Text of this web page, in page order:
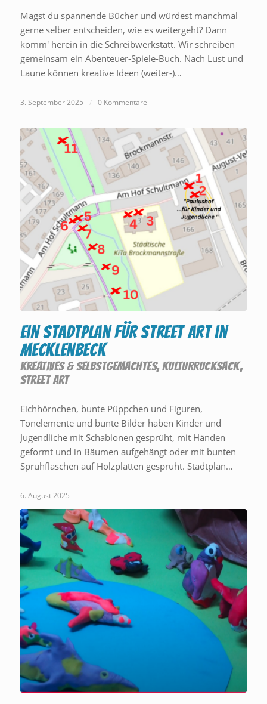
Magst du spannende Bücher und würdest manchmal
gerne selber entscheiden, wie es weitergeht? Dann
komm' herein in die Schreibwerkstatt. Wir schreiben
gemeinsam ein Abenteuer-Spiele-Buch. Nach Lust und
Laune können kreative Ideen (weiter-)…
3. September 2025 / 0 Kommentare
Ein Stadtplan für Street Art in
Mecklenbeck
KREATIVES & SELBSTGEMACHTES, KULTURRUCKSACK,
STREET ART
Eichhörnchen, bunte Püppchen und Figuren,
Tonelemente und bunte Bilder haben Kinder und
Jugendliche mit Schablonen gesprüht, mit Händen
geformt und in Bäumen aufgehängt oder mit bunten
Sprühflaschen auf Holzplatten gesprüht. Stadtplan…
6. August 2025